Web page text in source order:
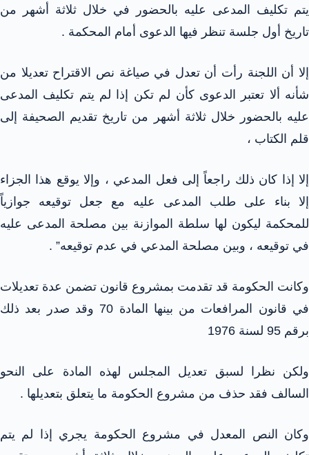
يتم تكليف المدعى عليه بالحضور في خلال ثلاثة أشهر من
تاريخ أول جلسة تنظر فيها الدعوى أمام المحكمة .
إلا أن اللجنة رأت أن تعدل في صياغة نص الاقتراح تعديلا من
شأنه ألا تعتبر الدعوى كأن لم تكن إذا لم يتم تكليف المدعى
عليه بالحضور خلال ثلاثة أشهر من تاريخ تقديم الصحيفة إلى
قلم الكتاب ،
إلا إذا كان ذلك راجعاً إلى فعل المدعي ، وإلا يوقع هذا الجزاء
إلا بناء على طلب المدعى عليه مع جعل توقيعه جوازياً
للمحكمة ليكون لها سلطة الموازنة بين مصلحة المدعى عليه
في توقيعه ، وبين مصلحة المدعي في عدم توقيعه” .
وكانت الحكومة قد تقدمت بمشروع قانون تضمن عدة تعديلات
في قانون المرافعات من بينها المادة 70 وقد صدر بعد ذلك
برقم 95 لسنة 1976
ولكن نظرا لسبق تعديل المجلس لهذه المادة على النحو
السالف فقد حذف من مشروع الحكومة ما يتعلق بتعديلها .
وكان النص المعدل في مشروع الحكومة يجري إذا لم يتم